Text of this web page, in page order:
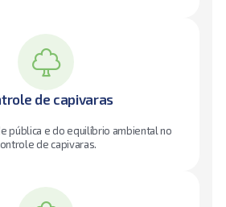
de capivaras
pública e do equilíbrio ambiental no
de capivaras.